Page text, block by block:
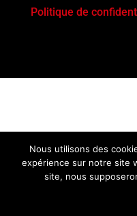
Politique de
Nous utilisons des
expérience sur notre site
site, nous